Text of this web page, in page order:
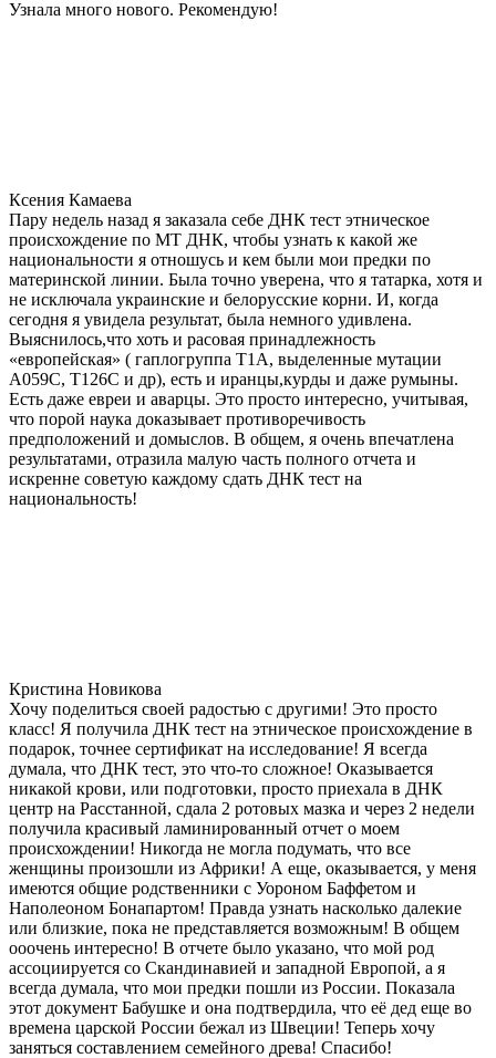
Узнала много нового. Рекомендую!
Ксения Камаева
Пару недель назад я заказала себе ДНК тест этническое
происхождение по МТ ДНК, чтобы узнать к какой же
национальности я отношусь и кем были мои предки по
материнской линии. Была точно уверена, что я татарка, хотя и
не исключала украинские и белорусские корни. И, когда
сегодня я увидела результат, была немного удивлена.
Выяснилось,что хоть и расовая принадлежность
«европейская» ( гаплогруппа T1A, выделенные мутации
A059C, T126C и др), есть и иранцы,курды и даже румыны.
Есть даже евреи и аварцы. Это просто интересно, учитывая,
что порой наука доказывает противоречивость
предположений и домыслов. В общем, я очень впечатлена
результатами, отразила малую часть полного отчета и
искренне советую каждому сдать ДНК тест на
национальность!
Кристина Новикова
Хочу поделиться своей радостью с другими! Это просто
класс! Я получила ДНК тест на этническое происхождение в
подарок, точнее сертификат на исследование! Я всегда
думала, что ДНК тест, это что-то сложное! Оказывается
никакой крови, или подготовки, просто приехала в ДНК
центр на Расстанной, сдала 2 ротовых мазка и через 2 недели
получила красивый ламинированный отчет о моем
происхождении! Никогда не могла подумать, что все
женщины произошли из Африки! А еще, оказывается, у меня
имеются общие родственники с Уороном Баффетом и
Наполеоном Бонапартом! Правда узнать насколько далекие
или близкие, пока не представляется возможным! В общем
ооочень интересно! В отчете было указано, что мой род
ассоциируется со Скандинавией и западной Европой, а я
всегда думала, что мои предки пошли из России. Показала
этот документ Бабушке и она подтвердила, что её дед еще во
времена царской России бежал из Швеции! Теперь хочу
заняться составлением семейного древа! Спасибо!